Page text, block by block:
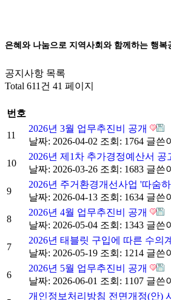
은혜와 나눔으로 지역사회와 함께하는 행복
공지사항 목록
Total 611건 41 페이지
번호
11
2026년 3월 업무추진비 공개
날짜: 2026-04-02 조회: 1764 글쓴
10
2026년 제1차 추가경정예산서 공
날짜: 2026-03-26 조회: 1683 글쓴
9
2026년 주거환경개선사업 '따숨
날짜: 2026-04-13 조회: 1634 글쓴
8
2026년 4월 업무추진비 공개
날짜: 2026-05-04 조회: 1343 글쓴
7
2026년 태블릿 구입에 따른 수의
날짜: 2026-05-19 조회: 1214 글쓴
6
2026년 5월 업무추진비 공개
날짜: 2026-06-01 조회: 1107 글쓴
개인정보처리방침 전면개정(안)